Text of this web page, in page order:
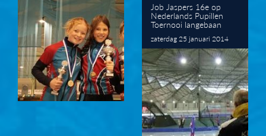
Job Jaspers 16e op
Nederlands Pupillen
Toernooi langebaan
zaterdag 25 januari 2014